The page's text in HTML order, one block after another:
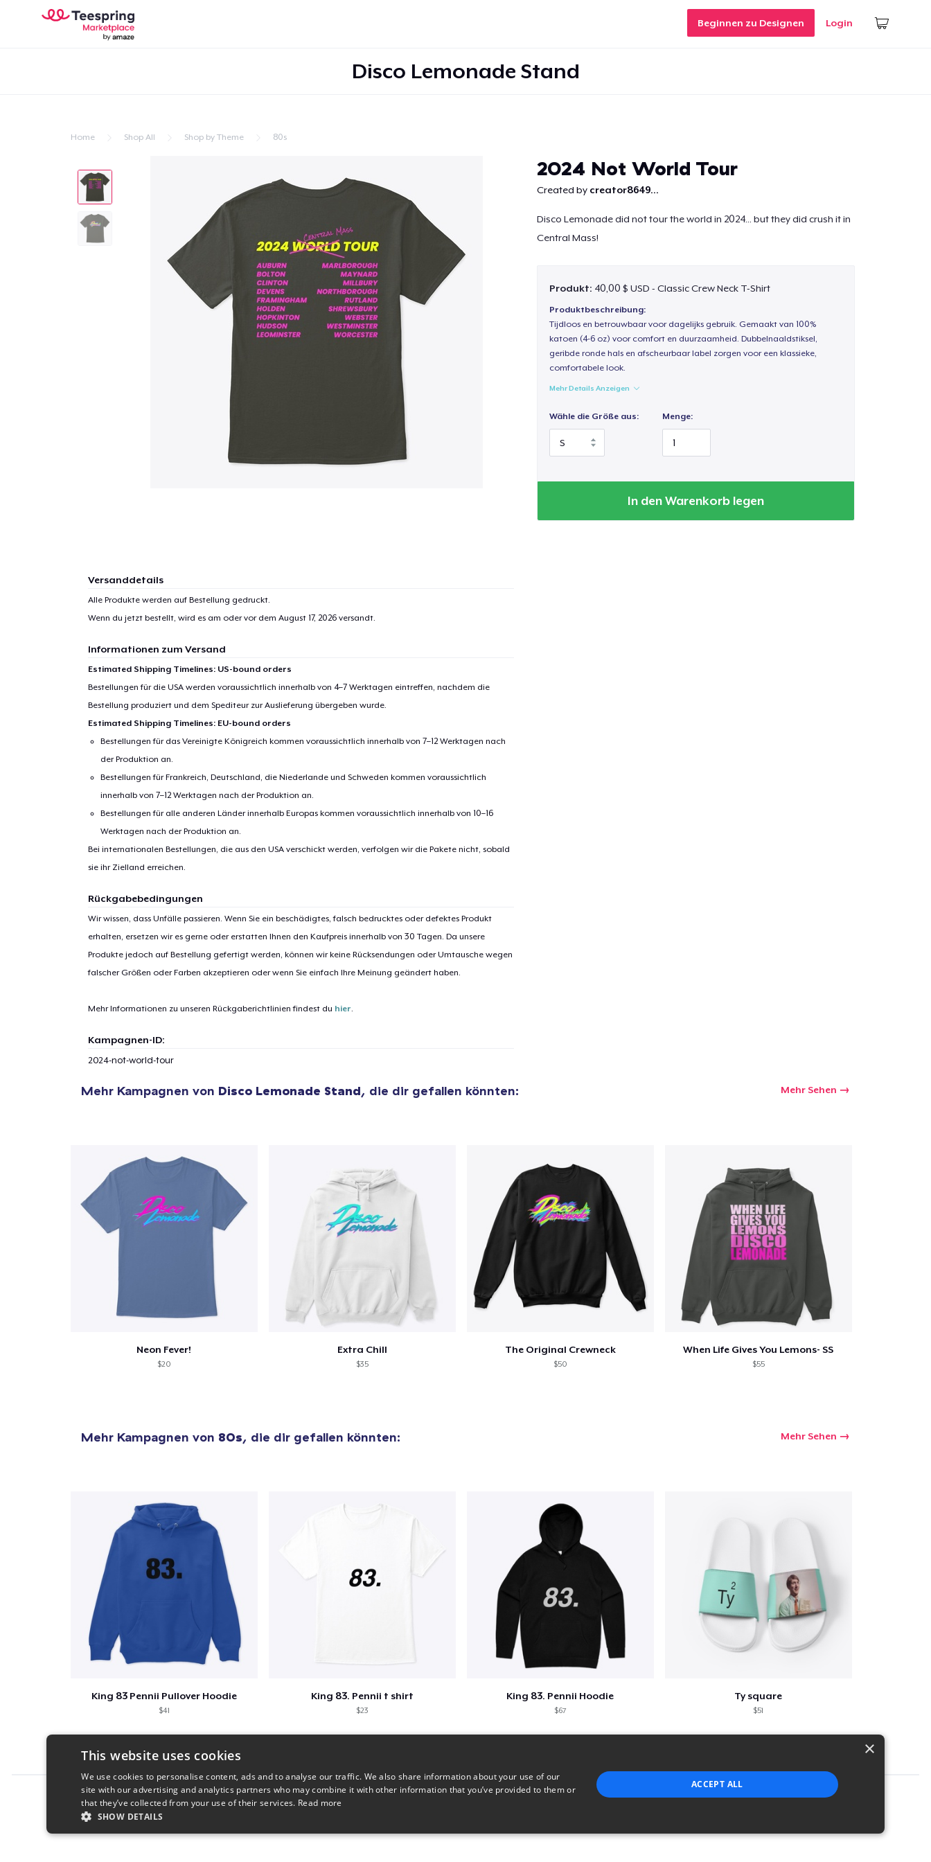
Beginnen zu Designen Login
Disco Lemonade Stand
Home Shop All Shop by Theme 80s
2024 Not World Tour
Created by creator8649...
Disco Lemonade did not tour the world in 2024... but they did crush it in
Central Mass!
Produkt: 40,00 $ USD - Classic Crew Neck T-Shirt
Produktbeschreibung:
Tijdloos en betrouwbaar voor dagelijks gebruik. Gemaakt van 100%
katoen (4-6 oz) voor comfort en duurzaamheid. Dubbelnaaldstiksel,
geribde ronde hals en afscheurbaar label zorgen voor een klassieke,
comfortabele look.
Mehr Details Anzeigen
Wähle die Größe aus: Menge:
In den Warenkorb legen
Versanddetails
Alle Produkte werden auf Bestellung gedruckt.
Wenn du jetzt bestellt, wird es am oder vor dem August 17, 2026versandt.
Informationen zum Versand
Estimated Shipping Timelines: US-bound orders
Bestellungen für die USA werden voraussichtlich innerhalb von 4–7 Werktagen eintreffen, nachdem die
Bestellung produziert und dem Spediteur zur Auslieferung übergeben wurde.
Estimated Shipping Timelines: EU-bound orders
Bestellungen für das Vereinigte Königreich kommen voraussichtlich innerhalb von 7–12 Werktagen nach
der Produktion an.
Bestellungen für Frankreich, Deutschland, die Niederlande und Schweden kommen voraussichtlich
innerhalb von 7–12 Werktagen nach der Produktion an.
Bestellungen für alle anderen Länder innerhalb Europas kommen voraussichtlich innerhalb von 10–16
Werktagen nach der Produktion an.
Bei internationalen Bestellungen, die aus den USA verschickt werden, verfolgen wir die Pakete nicht, sobald
sie ihr Zielland erreichen.
Rückgabebedingungen
Wir wissen, dass Unfälle passieren. Wenn Sie ein beschädigtes, falsch bedrucktes oder defektes Produkt
erhalten, ersetzen wir es gerne oder erstatten Ihnen den Kaufpreis innerhalb von 30 Tagen. Da unsere
Produkte jedoch auf Bestellung gefertigt werden, können wir keine Rücksendungen oder Umtausche wegen
falscher Größen oder Farben akzeptieren oder wenn Sie einfach Ihre Meinung geändert haben.
Mehr Informationen zu unseren Rückgaberichtlinien findest du hier.
Kampagnen-ID:
2024-not-world-tour
Mehr Kampagnen von Disco Lemonade Stand, die dir gefallen könnten: Mehr Sehen
Neon Fever!
$20
Extra Chill
$35
The Original Crewneck
$50
When Life Gives You Lemons- SS
$55
Mehr Kampagnen von 80s, die dir gefallen könnten: Mehr Sehen
King 83 Pennii Pullover Hoodie
$41
King 83. Pennii t shirt
$23
King 83. Pennii Hoodie
$67
Ty square
$51
Report this product
Artikel wurde zum
hinzugefügt
Zur Kasse gehen
×
This website uses cookies
We use cookies to personalise content, ads and to analyse our traffic. We also share information about your use of our
site with our advertising and analytics partners who may combine it with other information that you’ve provided to them or
that they’ve collected from your use of their services. Read more
SHOW DETAILS
ACCEPT ALL